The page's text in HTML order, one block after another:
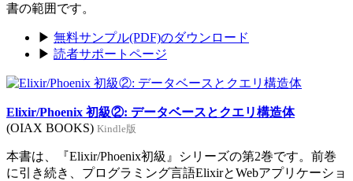
書の範囲です。
▶ 無料サンプル(PDF)のダウンロード
▶ 読者サポートページ
Elixir/Phoenix 初級②: データベースとクエリ構造体
(OIAX BOOKS) Kindle版
本書は、『Elixir/Phoenix初級』シリーズの第2巻です。前巻
に引き続き、プログラミング言語ElixirとWebアプリケーショ